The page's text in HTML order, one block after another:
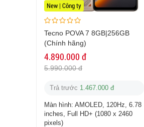
New | Công ty
Tecno POVA 7 8GB|256GB
(Chính hãng)
4.890.000 đ
5.990.000 đ
Trả trước 1.467.000 đ
Màn hình: AMOLED, 120Hz, 6.78
inches, Full HD+ (1080 x 2460
pixels)